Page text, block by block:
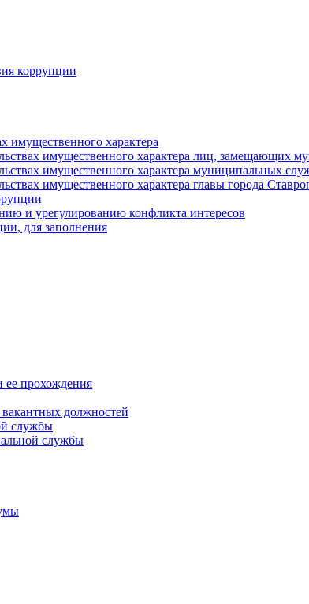
коррупции
имущественного характера
имущественного характера лиц,
имущественного характера муниципальных
имущественного характера главы города
и урегулированию конфликта интересов
для заполнения
прохождения
должностей
службы
службы